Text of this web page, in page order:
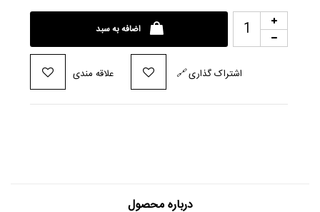
اضافه به سبد
علاقه مندی 🔗اشتراک گذاری
درباره محصول